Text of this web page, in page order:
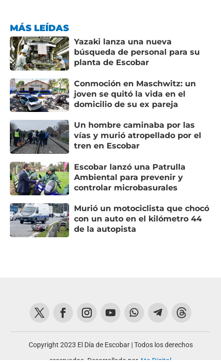
MÁS LEÍDAS
Yazaki lanza una nueva
búsqueda de personal para su
planta de Escobar
Conmoción en Maschwitz: un
joven se quitó la vida en el
domicilio de su ex pareja
Un hombre caminaba por las
vías y murió atropellado por el
tren en Escobar
Escobar lanzó una Patrulla
Ambiental para prevenir y
controlar microbasurales
Murió un motociclista que chocó
con un auto en el kilómetro 44
de la autopista
Copyright 2023 El Día de Escobar | Todos los derechos